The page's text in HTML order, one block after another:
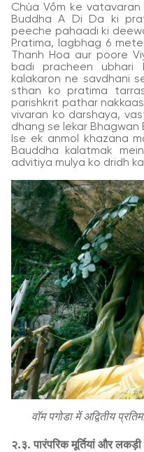
Chùa Vồm ke
Buddha A Di Da ki
peeche pahaadi ki
Pratima, lagbhag 6
Thanh Hoa aur poore
badi pracheen ubhari
kalakaron ne savdhani
sthan ko pratima
parishkrit pathar
vivaran ko darshaya,
dhang se lekar
Ise ek anmol khazana
Bauddha kalatmak mein
advitiya mulya ko dridh
वॉम पगोडा में अद्वितीय
२.३. पारंपरिक मूर्तियां और